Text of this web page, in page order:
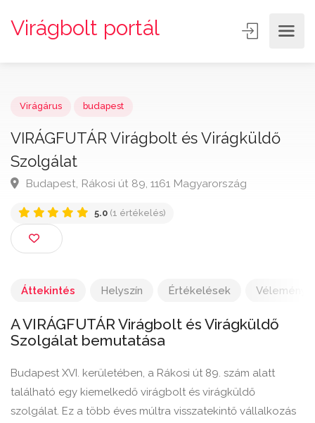
Virágbolt portál
VIRÁGFUTÁR Virágbolt és Virágküldő
Szolgálat
Áttekintés Helyszín Értékelések Vélemény
A VIRÁGFUTÁR Virágbolt és Virágküldő
Szolgálat bemutatása
Budapest XVI. kerületében, a Rákosi út 89. szám alatt
található egy kiemelkedő virágbolt és virágküldő
szolgálat. Ez a több éves múltra visszatekintő vállalkozás